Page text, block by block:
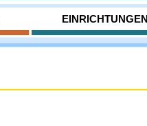
EINRICHTUNGEN